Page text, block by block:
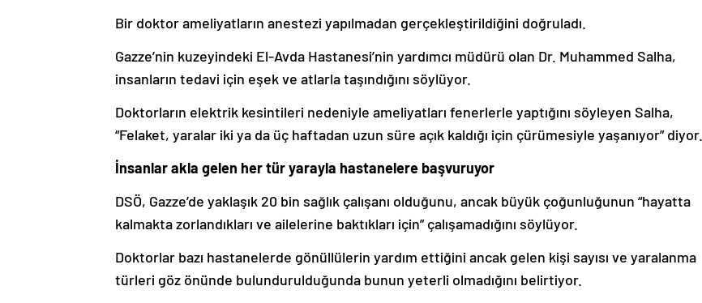
Bir doktor ameliyatların anestezi yapılmadan gerçekleştirildiğini doğruladı.
Gazze’nin kuzeyindeki El-Avda Hastanesi’nin yardımcı müdürü olan Dr. Muhammed Salha,
insanların tedavi için eşek ve atlarla taşındığını söylüyor.
Doktorların elektrik kesintileri nedeniyle ameliyatları fenerlerle yaptığını söyleyen Salha,
“Felaket, yaralar iki ya da üç haftadan uzun süre açık kaldığı için çürümesiyle yaşanıyor” diyor.
İnsanlar akla gelen her tür yarayla hastanelere başvuruyor
DSÖ, Gazze’de yaklaşık 20 bin sağlık çalışanı olduğunu, ancak büyük çoğunluğunun “hayatta
kalmakta zorlandıkları ve ailelerine baktıkları için” çalışamadığını söylüyor.
Doktorlar bazı hastanelerde gönüllülerin yardım ettiğini ancak gelen kişi sayısı ve yaralanma
türleri göz önünde bulundurulduğunda bunun yeterli olmadığını belirtiyor.